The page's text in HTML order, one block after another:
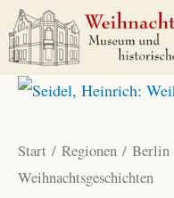
Zum
Inhalt
springen
Start / Regionen / Berlin
Weihnachtsgeschichten